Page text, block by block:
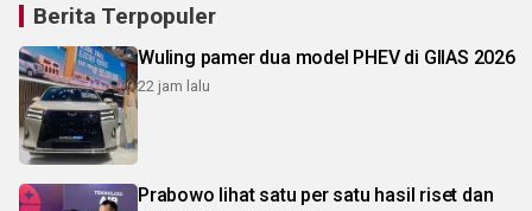
Berita Terpopuler
Wuling pamer dua model PHEV di GIIAS 2026
22 jam lalu
Prabowo lihat satu per satu hasil riset dan